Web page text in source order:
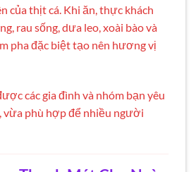
của thịt cá. Khi ăn, thực khách
rau sống, dưa leo, xoài bào và
pha đặc biệt tạo nên hương vị
các gia đình và nhóm bạn yêu
vừa phù hợp để nhiều người